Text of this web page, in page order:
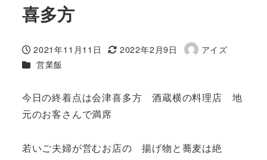
喜多方
投稿日
2021年11月11日
更新日
2022年2月9日
著
アイズ
カテゴリー
営業飯
今日の終着点は会津喜多方 酒蔵横の料理店 地
元のお客さんで満席
若いご夫婦が営むお店の 揚げ物と蕎麦は絶